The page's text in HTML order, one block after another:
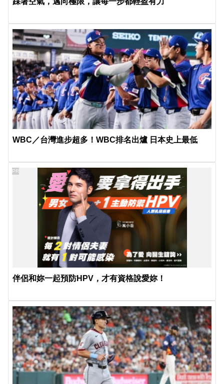
WBC／台灣進步超多！WBC排名出爐 日本史上最低
伴侶和妳一起預防HPV，才有資格說愛妳！
PR